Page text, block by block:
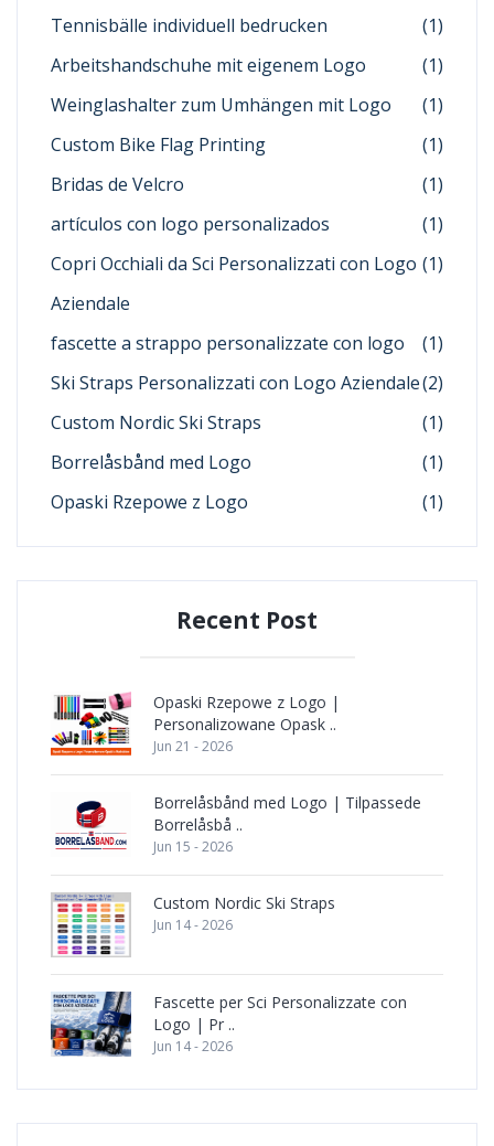
Tennisbälle individuell bedrucken
(1)
Arbeitshandschuhe mit eigenem Logo
(1)
Weinglashalter zum Umhängen mit Logo
(1)
Custom Bike Flag Printing
(1)
Bridas de Velcro
(1)
artículos con logo personalizados
(1)
Copri Occhiali da Sci Personalizzati con Logo
Aziendale
(1)
fascette a strappo personalizzate con logo
(1)
Ski Straps Personalizzati con Logo Aziendale(2)
Custom Nordic Ski Straps
(1)
Borrelåsbånd med Logo
(1)
Opaski Rzepowe z Logo
(1)
Recent Post
Opaski Rzepowe z Logo |
Personalizowane Opask ..
Jun 21 - 2026
Borrelåsbånd med Logo | Tilpassede
Borrelåsbå ..
Jun 15 - 2026
Custom Nordic Ski Straps
Jun 14 - 2026
Fascette per Sci Personalizzate con
Logo | Pr ..
Jun 14 - 2026